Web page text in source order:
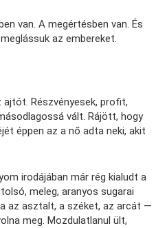
van. A megértésben van. És
az embereket.
Részvényesek, profit,
vált. Rájött, hogy
éppen az a nő adta neki, akit
irodájában már rég kialudt a
meleg, aranyos sugarai
az asztalt, a széket, az arcát —
meg. Mozdulatlanul ült,